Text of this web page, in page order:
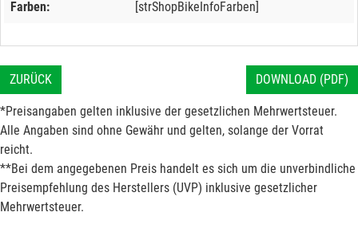
Farben: [strShopBikeInfoFarben]
ZURÜCK DOWNLOAD (PDF)
*Preisangaben gelten inklusive der gesetzlichen Mehrwertsteuer.
Alle Angaben sind ohne Gewähr und gelten, solange der Vorrat
reicht.
**Bei dem angegebenen Preis handelt es sich um die unverbindliche
Preisempfehlung des Herstellers (UVP) inklusive gesetzlicher
Mehrwertsteuer.